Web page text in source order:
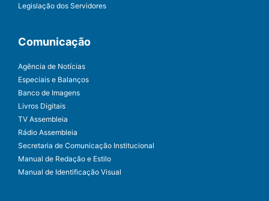
Legislação dos Servidores
Comunicação
Agência de Notícias
Especiais e Balanços
Banco de Imagens
Livros Digitais
TV Assembleia
Rádio Assembleia
Secretaria de Comunicação Institucional
Manual de Redação e Estilo
Manual de Identificação Visual